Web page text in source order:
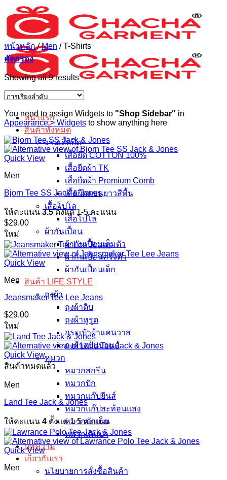
ข้าม
ยัง
เนื้อหา
หน้าแรก
สินค้าทั้งหมด
งานเสื้อยืด
เสื้อยืด COTTON 100%
เสื้อยืดผ้า TK
เสื้อยืดผ้า Premium Comb
เสื้อยืดแขนยาวสีพื้น
เสื้อโปโล
เสื้อโปโล
ผ้ากันเปื้อน
ผ้ากันเปื้อนเต็มตัว
ผ้ากันเปื้อนครึ่งตัว
ผ้ากันเปื้อนเด็ก
สินค้า LIFE STYLE
ถุงผ้า
ถุงผ้าดิบ
ถุงผ้าหูรูด
กระเป๋าผ้าแคนวาส
ถุงผ้าสปันบอนด์
หมวก
หมวกสกรีน
หมวกปัก
หมวกแก๊ปยีนส์
หมวกแก๊ปสะท้อนแสง
หมวกบักเก็ต
หมวกเดินป่า
บทความ
เกี่ยวกับเรา
นโยบายการสั่งซื้อสินค้า
หน้าหลัก / Men /T-Shirts
คัดกรอง
Showing all 9 results
You need to assign Widgets to "Shop Sidebar" in
Appearance > Widgets to show anything here
Quick View
Men
Bjorn Tee SS Jack & Jones
ให้คะแนน 3.5ตั้งแต่ 1-5 คะแนน
$29.00
ใหม่
Quick View
Men
Jeansmaker Tee Lee Jeans
$29.00
ใหม่
Quick View
สินค้าหมดแล้ว
Men
Land Tee Jack & Jones
ให้คะแนน 4 ตั้งแต่ 1-5 คะแนน
Quick View
Men